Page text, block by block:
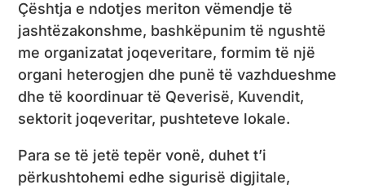
Çështja e ndotjes meriton vëmendje të
jashtëzakonshme, bashkëpunim të ngushtë
me organizatat joqeveritare, formim të një
organi heterogjen dhe punë të vazhdueshme
dhe të koordinuar të Qeverisë, Kuvendit,
sektorit joqeveritar, pushteteve lokale.
Para se të jetë tepër vonë, duhet t’i
përkushtohemi edhe sigurisë digjitale,